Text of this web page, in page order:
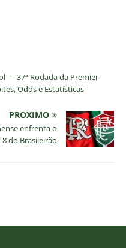
— 37ª Rodada da Premier
Odds e Estatísticas
PRÓXIMO
enfrenta o
do Brasileirão